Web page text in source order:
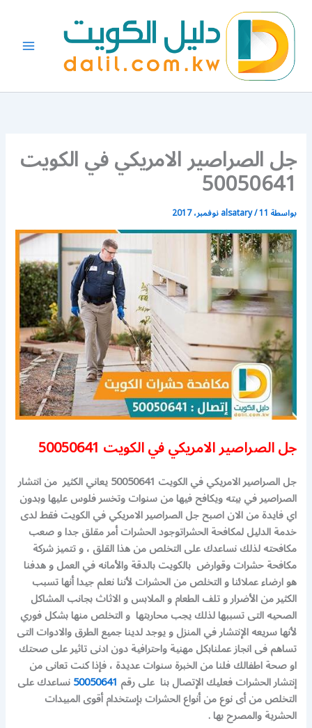
المحتوى
جل الصراصير الامريكي في الكويت
50050641
بواسطة alsatary/11 نوفمبر، 2017
جل الصراصير الامريكي في الكويت 50050641
جل الصراصير الامريكي في الكويت 50050641 يعاني الكثير من انتشار
الصراصير في بيته ويكافح فيها من سنوات وتخسر فلوس عليها وبدون
اي فايدة من الان اصبح جل الصراصير الامريكي في الكويت فقط لدى
خدمة الدليل لمكافحة الحشراتوجود الحشرات أمر مقلق جدا و صعب
مكافحته لذلك نساعدك على التخلص من هذا القلق ، و تتميز شركة
مكافحة حشرات وقوارض بالكويت بالدقة والأمانه في العمل و هدفنا
هو ارضاء عملائنا و التخلص من الحشرات لأننا نعلم جيدا أنها تسبب
الكثير من الأضرار و تلف الطعام و الملابس و الاثاث بجانب المشاكل
الصحيه التى تسببها لذلك يجب محاربتها و التخلص منها بشكل فوري
لأنها سريعه الإنتشار في المنزل و يوجد لدينا جميع الطرق والادوات التى
تساهم فى انجاز عملنابكل مهنية واحترافية دون ادنى تاثير على صحتك
او صحة اطفالك فلنا من الخبرة سنوات عديدة ، فإذا كنت تعانى من
إنتشار الحشرات فعليك الإتصال بنا على رقم 50050641نساعدك على
التخلص من أى نوع من أنواع الحشرات بإستخدام أقوى المبيدات
الحشرية والمصرح بها .